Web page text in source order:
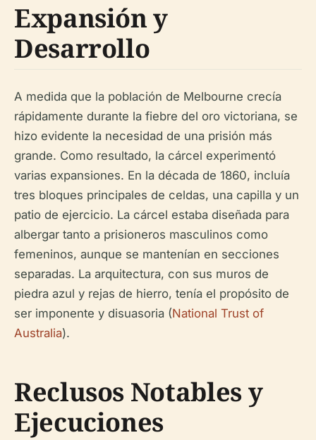
Expansión y
Desarrollo
A medida que la población de Melbourne crecía
rápidamente durante la fiebre del oro victoriana, se
hizo evidente la necesidad de una prisión más
grande. Como resultado, la cárcel experimentó
varias expansiones. En la década de 1860, incluía
tres bloques principales de celdas, una capilla y un
patio de ejercicio. La cárcel estaba diseñada para
albergar tanto a prisioneros masculinos como
femeninos, aunque se mantenían en secciones
separadas. La arquitectura, con sus muros de
piedra azul y rejas de hierro, tenía el propósito de
ser imponente y disuasoria (National Trust of
Australia).
Reclusos Notables y
Ejecuciones